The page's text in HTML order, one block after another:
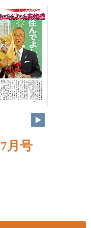
6
月号